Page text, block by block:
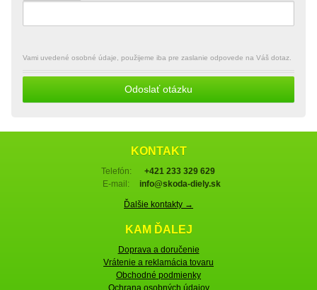
Vami uvedené osobné údaje, použijeme iba pre zaslanie odpovede na Váš dotaz.
Odoslať otázku
KONTAKT
Telefón:
+421 233 329 629
E-mail:
info@skoda-diely.sk
Ďalšie kontakty →
KAM ĎALEJ
Doprava a doručenie
Vrátenie a reklamácia tovaru
Obchodné podmienky
Ochrana osobných údajov